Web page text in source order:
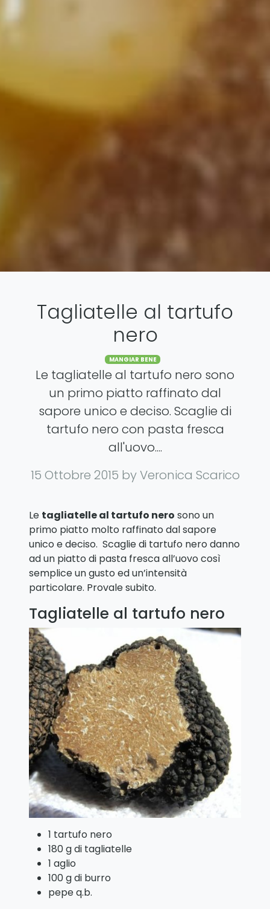
Tagliatelle al tartufo
nero
Categories
MANGIAR BENE
Le tagliatelle al tartufo nero sono
un primo piatto raffinato dal
sapore unico e deciso. Scaglie di
tartufo nero con pasta fresca
all'uovo....
15 Ottobre 2015 by Veronica Scarico
Le tagliatelle al tartufo nero sono un
primo piatto molto raffinato dal sapore
unico e deciso. Scaglie di tartufo nero danno
ad un piatto di pasta fresca all’uovo così
semplice un gusto ed un’intensità
particolare. Provale subito.
Tagliatelle al tartufo nero
1 tartufo nero
180 g di tagliatelle
1 aglio
100 g di burro
pepe q.b.